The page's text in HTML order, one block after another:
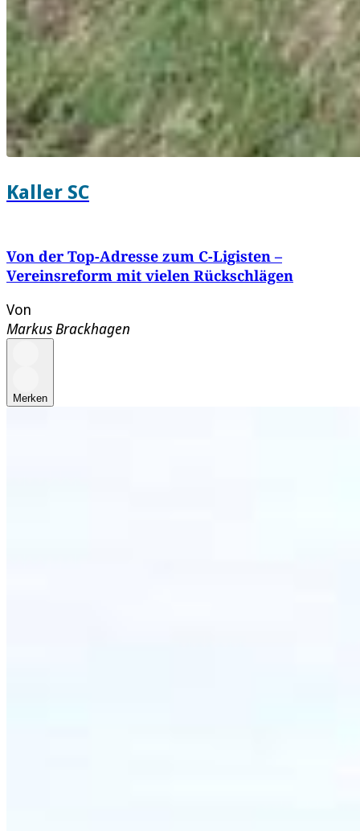
Kaller SC
Von der Top-Adresse zum C-Ligisten –
Vereinsreform mit vielen Rückschlägen
Von
Markus Brackhagen
Merken